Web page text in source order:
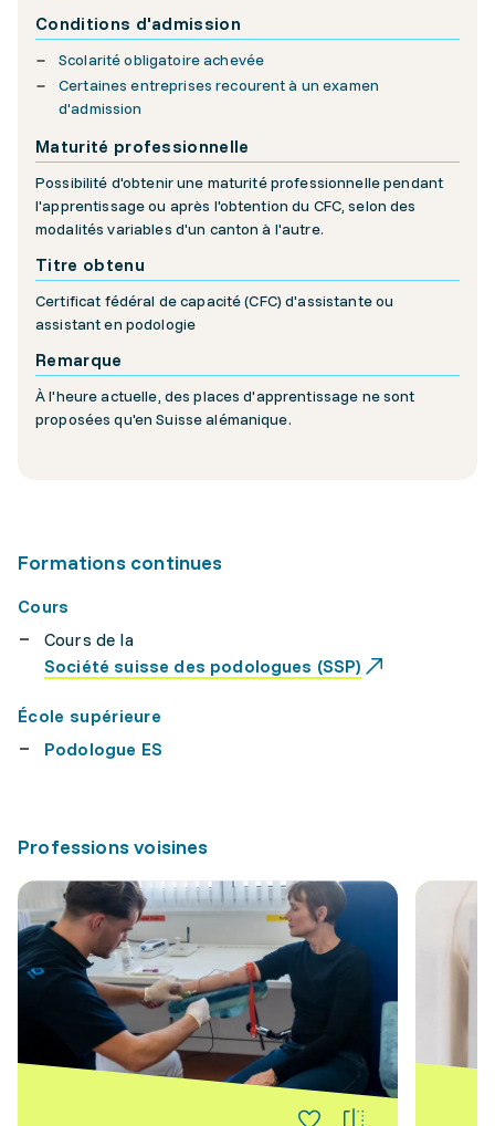
Conditions d'admission
Scolarité obligatoire achevée
Certaines entreprises recourent à un examen
d'admission
Maturité professionnelle
Possibilité d'obtenir une maturité professionnelle pendant
l'apprentissage ou après l'obtention du CFC, selon des
modalités variables d'un canton à l'autre.
Titre obtenu
Certificat fédéral de capacité (CFC) d'assistante ou
assistant en podologie
Remarque
À l'heure actuelle, des places d'apprentissage ne sont
proposées qu'en Suisse alémanique.
Formations continues
Cours
Cours de la
Société suisse des podologues (SSP)
École supérieure
Podologue ES
Professions voisines